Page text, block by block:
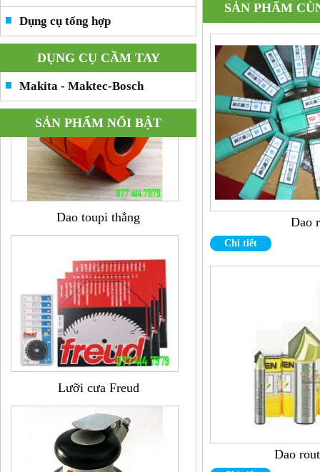
Dụng cụ tổng hợp
DỤNG CỤ CẦM TAY
Makita - Maktec-Bosch
SẢN PHẨM NỔI BẬT
Dao toupi thẳng
Lưỡi cưa Freud
SẢN PHẨM
Dao
Chi tiết
Dao